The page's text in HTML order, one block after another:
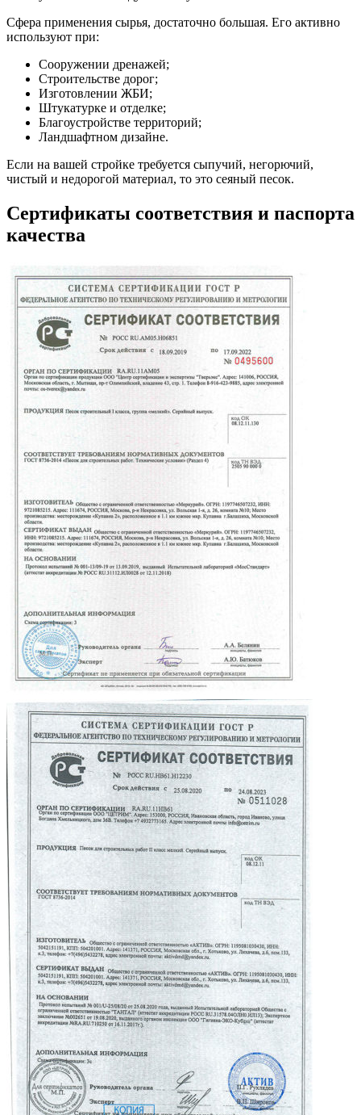
Сфера применения сырья, достаточно большая. Его активно
используют при:
Сооружении дренажей;
Строительстве дорог;
Изготовлении ЖБИ;
Штукатурке и отделке;
Благоустройстве территорий;
Ландшафтном дизайне.
Если на вашей стройке требуется сыпучий, негорючий,
чистый и недорогой материал, то это сеяный песок.
Сертификаты соответствия и паспорта
качества